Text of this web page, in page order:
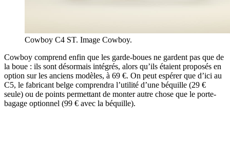
Cowboy C4 ST. Image Cowboy.
Cowboy comprend enfin que les garde-boues ne gardent pas que de
la boue : ils sont désormais intégrés, alors qu’ils étaient proposés en
option sur les anciens modèles, à 69 €. On peut espérer que d’ici au
C5, le fabricant belge comprendra l’utilité d’une béquille (29 €
seule) ou de points permettant de monter autre chose que le porte-
bagage optionnel (99 € avec la béquille).